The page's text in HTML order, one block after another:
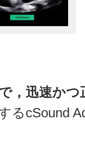
，迅速かつ
るcSound